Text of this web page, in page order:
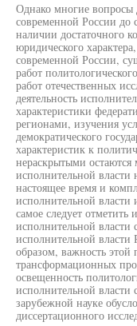
Однако многие вопросы
современной России до
наличии достаточного
юридического
современной России,
работ
работ отечественных
деятельность
характеристики
регионами, изучения
демократического
характеристик к
нераскрытыми
исполнительной власти
настоящее время и
исполнительной
самое следует
исполнительной власти
исполнительной
образом, важность
трансформационных
освещенность
исполнительной власти
зарубежной науке
диссертационного